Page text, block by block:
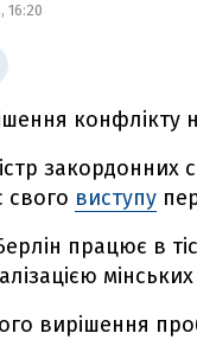
16:20
конфлікту
свого виступу
працює в
мінських
вирішення